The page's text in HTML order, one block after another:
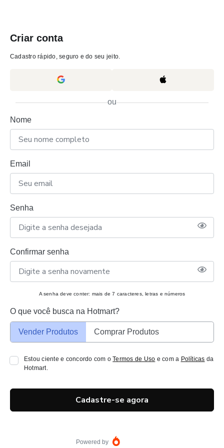
Criar conta
Cadastro rápido, seguro e do seu jeito.
ou
Nome
Email
Senha
Confirmar senha
A senha deve conter: mais de 7 caracteres, letras e números
O que você busca na Hotmart?
Vender Produtos Comprar Produtos
Estou ciente e concordo com oTermos de Uso e com a Políticas da
Hotmart.
Cadastre-se agora
Powered by